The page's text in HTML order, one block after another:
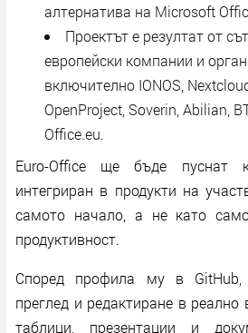
алтернатива на Microsoft
Проектът е резултат от
европейски компании и
включително IONOS,
OpenProject, Soverin, Abilian,
Office.eu.
Euro-Office ще бъде пуснат
интегриран в продукти на
самото начало, а не като
продуктивност.
Според профила му в
преглед и редактиране в реално
таблици, презентации и